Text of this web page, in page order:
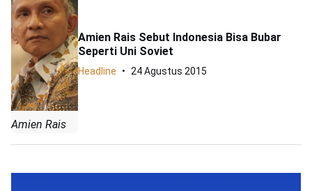
Amien Rais
Amien Rais Sebut Indonesia Bisa Bubar
Seperti Uni Soviet
Headline 24 Agustus 2015